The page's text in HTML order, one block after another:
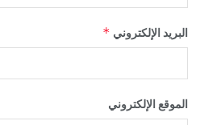
البريد الإلكتروني*
الموقع الإلكتروني